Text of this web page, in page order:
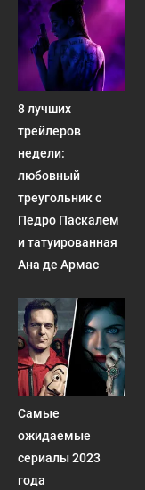
8 лучших
трейлеров
недели:
любовный
треугольник с
Педро Паскалем
и татуированная
Ана де Армас
Самые
ожидаемые
сериалы 2023
года